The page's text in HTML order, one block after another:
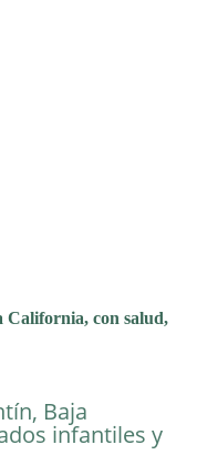
con salud,
Baja
infantiles y